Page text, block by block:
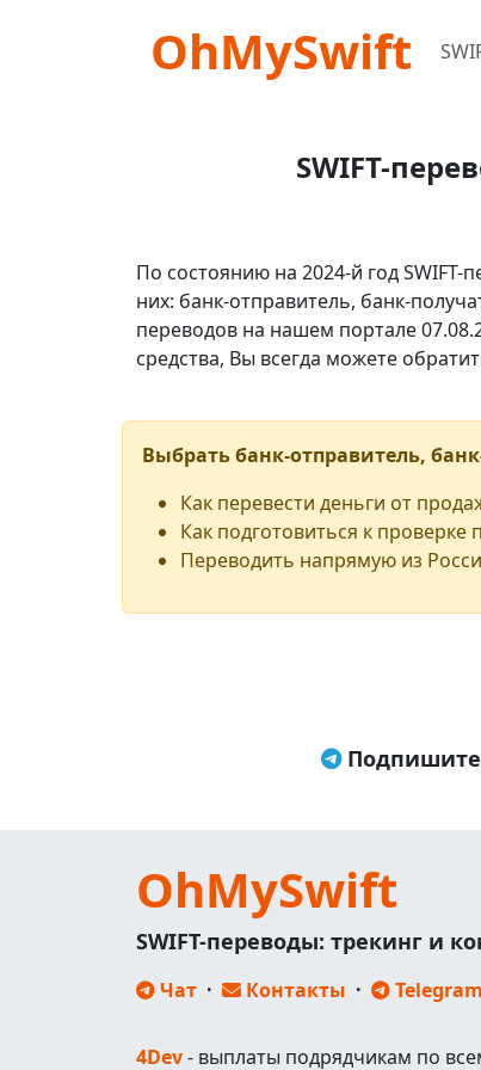
OhMySwift
SWIFT-
По состоянию на 2024-й год SWIFT-
них: банк-отправитель, банк-
переводов на нашем портале
средства, Вы всегда можете
Выбрать банк-отправитель,
Как перевести деньги от
Как подготовиться к
Переводить напрямую из
OhMySwift
SWIFT-переводы: трекинг и
Чат · Контакты ·
4Dev- выплаты подрядчикам по